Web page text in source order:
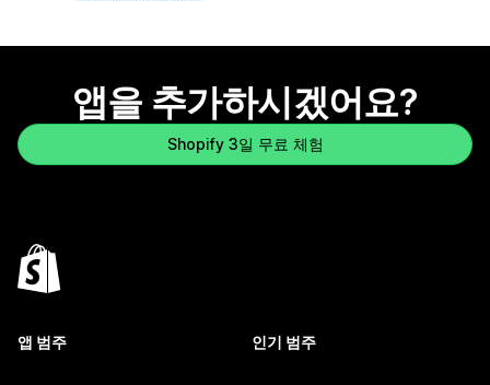
앱을 추가하시겠어요?
Shopify 3일 무료 체험
앱 범주 인기 범주